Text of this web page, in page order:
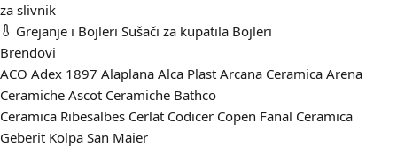
za slivnik
Grejanje i Bojleri Sušači za kupatila Bojleri
Brendovi
ACO Adex 1897 Alaplana Alca Plast Arcana Ceramica Arena
Ceramiche Ascot Ceramiche Bathco
Ceramica Ribesalbes Cerlat Codicer Copen Fanal Ceramica
Geberit Kolpa San Maier